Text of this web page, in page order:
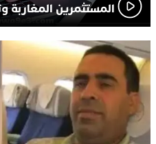
المستثمرين المغاربة